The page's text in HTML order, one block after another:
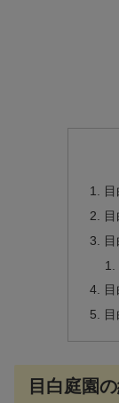
目白庭園